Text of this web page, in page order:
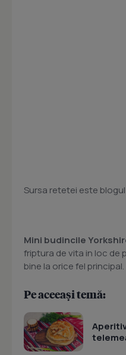
Sursa retetei este
Mini budincile
friptura de vita in loc de
bine la orice fel principal.
Pe aceeași temă: